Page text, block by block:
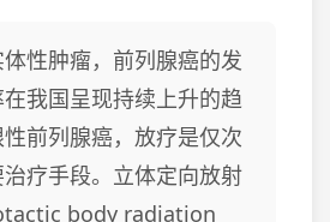
性肿瘤，前列腺癌的发
我国呈现持续上升的趋
前列腺癌，放疗是仅次
疗手段。立体定向放射
body radiation